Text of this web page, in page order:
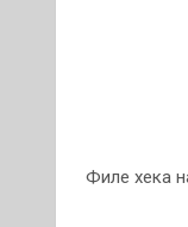
Филе хека